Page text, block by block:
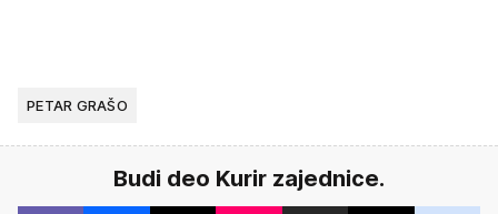
PETAR GRAŠO
Budi deo Kurir zajednice.